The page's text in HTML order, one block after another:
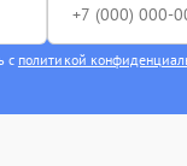
Ремонт
с политикой